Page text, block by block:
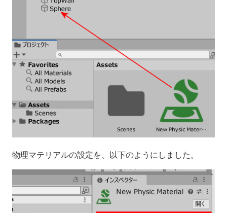
物理マテリアルの設定を、以下のようにしました。